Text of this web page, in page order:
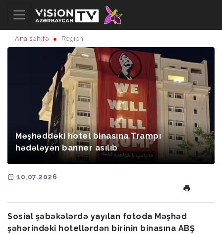
Ana səhifə Region
Məşhəddəki hotel binasına Trampı
hədələyən banner asılıb
10.07.2026
Sosial şəbəkələrdə yayılan fotoda Məşhəd
şəhərindəki hotellərdən birinin binasına ABŞ